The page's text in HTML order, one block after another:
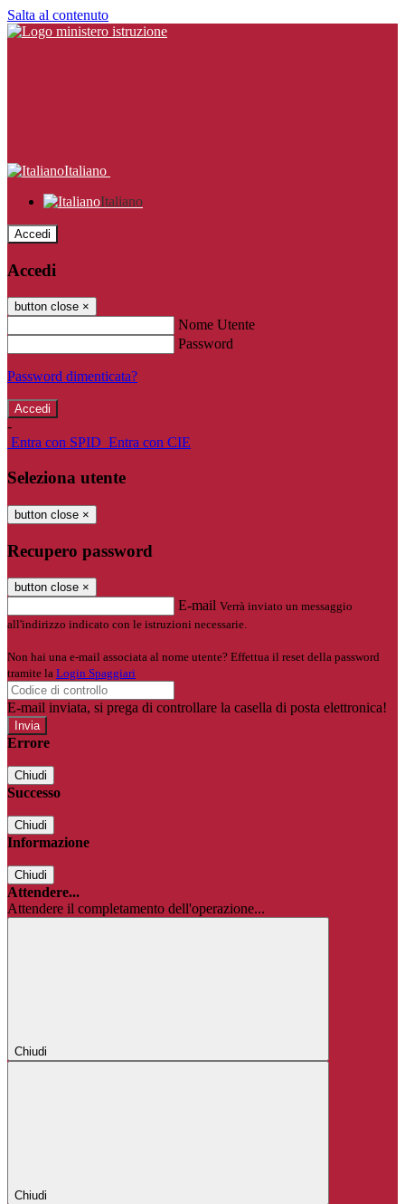
Salta al contenuto
Italiano
Italiano
Accedi
Accedi
button close ×
Nome Utente
Password
Password dimenticata?
-
Entra con SPID Entra con CIE
Seleziona utente
button close ×
Recupero password
button close ×
E-mail Verrà inviato un messaggio
all'indirizzo indicato con le istruzioni necessarie.
Non hai una e-mail associata al nome utente? Effettua il reset della password
tramite la Login Spaggiari
E-mail inviata, si prega di controllare la casella di posta elettronica!
Errore
Chiudi
Successo
Chiudi
Informazione
Chiudi
Attendere...
Attendere il completamento dell'operazione...
Chiudi
Chiudi